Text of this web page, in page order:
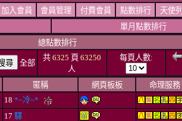
加入會員 會員管理 付費會員 點數排行 天使
單月點數排行
總點數排行
全部
共 6325 頁 63250
人
每頁人數:
匿稱 網頁板板 命理服務
18 *~冷~*
17 驛